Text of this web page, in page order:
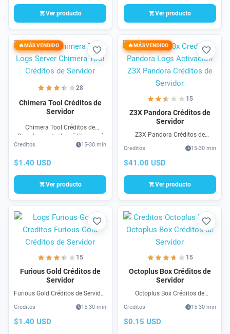
Ver producto Ver producto
MÁS VENDIDO
Favorito
28
Chimera Tool Créditos de
Servidor
Chimera Tool Créditos de
Servidor venta de créditos aquí
en cualquier cantidad que
con los métodos de pago mas
Creditos 15-30 min
$1.40 USD
Ver producto
MÁS VENDIDO
15
Z3X Pandora Créditos de
Servidor
Z3X Pandora Créditos de
recarga a usuario existente. El
paquete desde 10 créditos se
Creditos 15-30 min
$41.00 USD
Ver producto
Favorito
15
Furious Gold Créditos de
Servidor
Furious Gold Créditos de Servidor
Flash, Unlock, FRP & mas... para
marcas exclusivas como
Creditos 15-30 min
$1.40 USD
15
Octoplus Box Créditos de
Servidor
Octoplus Box Créditos de
de creditos por la cantidad que
quieras para el proceso premium
Creditos 15-30 min
$0.15 USD